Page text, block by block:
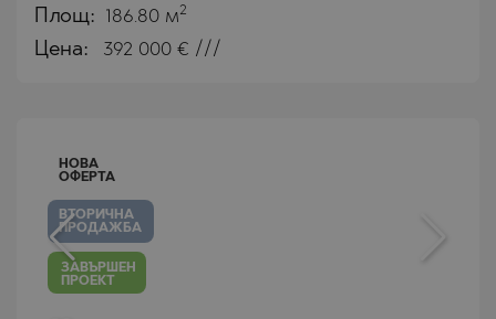
Площ: 186.80 м2
Цена: 392 000 € ///
НОВА
ОФЕРТА
ВТОРИЧНА
ПРОДАЖБА
ЗАВЪРШЕН
ПРОЕКТ